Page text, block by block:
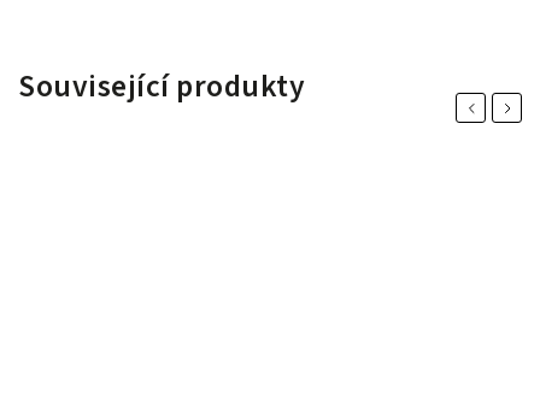
Související produkty PreviousNext